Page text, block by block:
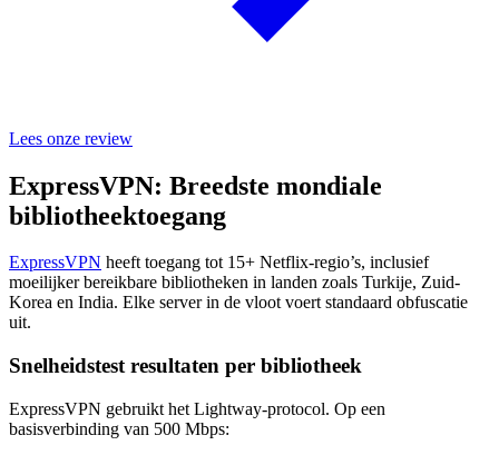
Lees onze review
ExpressVPN: Breedste mondiale
bibliotheektoegang
ExpressVPN heeft toegang tot 15+ Netflix-regio’s, inclusief
moeilijker bereikbare bibliotheken in landen zoals Turkije, Zuid-
Korea en India. Elke server in de vloot voert standaard obfuscatie
uit.
Snelheidstest resultaten per bibliotheek
ExpressVPN gebruikt het Lightway-protocol. Op een
basisverbinding van 500 Mbps: